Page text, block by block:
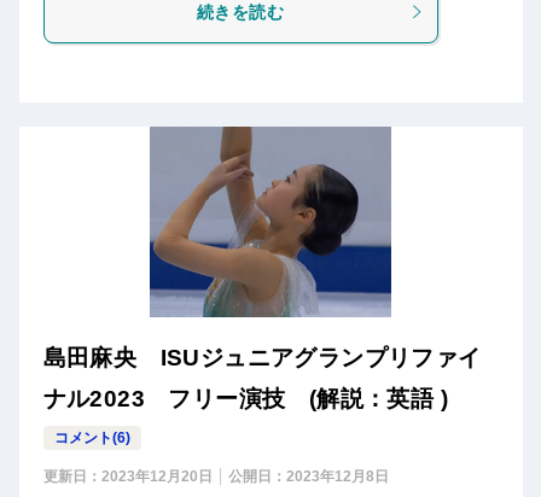
続きを読む
島田麻央 ISUジュニアグランプリファイ
ナル2023 フリー演技 (解説：英語 )
コメント(6)
更新日： 2023年12月20日 公開日： 2023年12月8日